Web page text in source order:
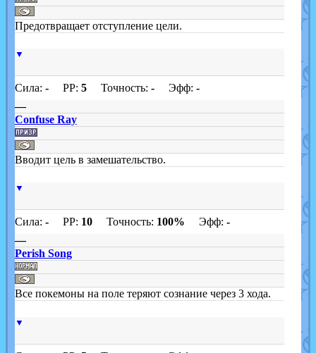
Предотвращает отступление цели.
▼
Сила: -PP: 5Точность: -Эфф: -
—
Confuse Ray
Вводит цель в замешательство.
▼
Сила: -PP: 10Точность: 100% Эфф: -
—
Perish Song
Все покемоны на поле теряют сознание через 3 хода.
▼